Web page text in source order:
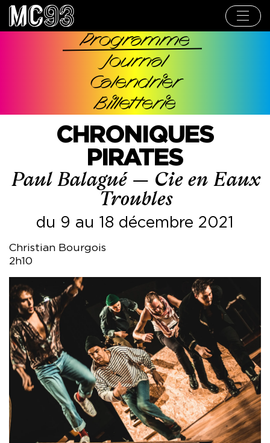
Aller
contenu
Navigation
Programme
Journal
Calendrier
Billetterie
CHRONIQUES
PIRATES
Paul Balagué — Cie en Eaux
Troubles
du 9 au 18 décembre 2021
Christian Bourgois
2h10